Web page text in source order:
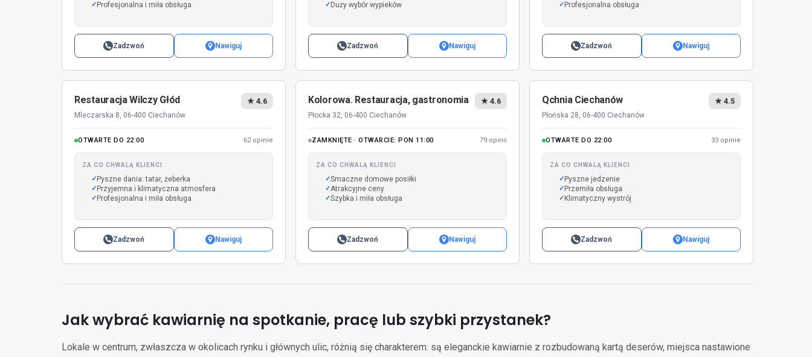
Profesjonalna i miła obsługa
Zadzwoń Nawiguj
Duży wybór wypieków
Zadzwoń Nawiguj
Profesjonalna obsługa
Zadzwoń Nawiguj
Restauracja Wilczy Głód
Mleczarska 8, 06-400 Ciechanów
★ 4.6
OTWARTE DO 22:00 62 opinie
ZA CO CHWALĄ KLIENCI
Pyszne dania: tatar, żeberka
Przyjemna i klimatyczna atmosfera
Profesjonalna i miła obsługa
Zadzwoń Nawiguj
Kolorowa. Restauracja, gastronomia
Płocka 32, 06-400 Ciechanów
★ 4.6
ZAMKNIĘTE · OTWARCIE: PON 11:00 79 opinii
ZA CO CHWALĄ KLIENCI
Smaczne domowe posiłki
Atrakcyjne ceny
Szybka i miła obsługa
Zadzwoń Nawiguj
Qchnia Ciechanów
Płońska 28, 06-400 Ciechanów
★ 4.5
OTWARTE DO 22:00 33 opinie
ZA CO CHWALĄ KLIENCI
Pyszne jedzenie
Przemiła obsługa
Klimatyczny wystrój
Zadzwoń Nawiguj
Jak wybrać kawiarnię na spotkanie, pracę lub szybki przystanek?
Lokale w centrum, zwłaszcza w okolicach rynku i głównych ulic, różnią się charakterem: są eleganckie kawiarnie z rozbudowaną kartą deserów, miejsca nastawione